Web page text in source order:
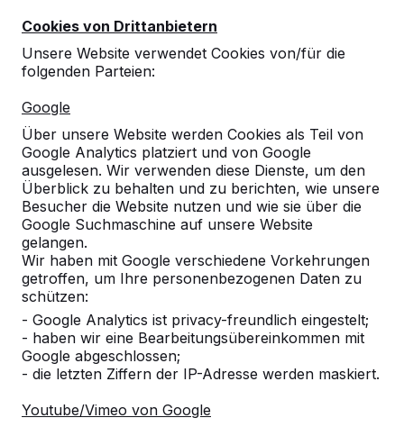
Cookies von Drittanbietern
Unsere Website verwendet Cookies von/für die
folgenden Parteien:
Google
Über unsere Website werden Cookies als Teil von
Google Analytics platziert und von Google
ausgelesen. Wir verwenden diese Dienste, um den
Überblick zu behalten und zu berichten, wie unsere
Besucher die Website nutzen und wie sie über die
Google Suchmaschine auf unsere Website
gelangen.
Wir haben mit Google verschiedene Vorkehrungen
getroffen, um Ihre personenbezogenen Daten zu
schützen:
- Google Analytics ist privacy-freundlich eingestelt;
- haben wir eine Bearbeitungsübereinkommen mit
Google abgeschlossen;
- die letzten Ziffern der IP-Adresse werden maskiert.
Youtube/Vimeo von Google
Referenzen
Unsere Produkte finden Sie in ganz Europa
ein HeBlad-Produkt in Ihrer Nähe finden.